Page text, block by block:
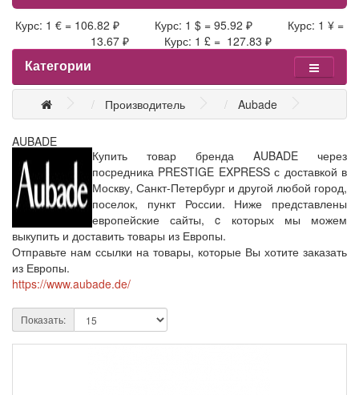
Курс: 1 € = 106.82 ₽ Курс: 1 $ = 95.92 ₽ Курс: 1 ¥ =
13.67 ₽ Курс: 1 £ = 127.83 ₽
Категории
Производитель Aubade
AUBADE
Купить товар бренда AUBADE через
посредника PRESTIGE EXPRESS с доставкой в
Москву, Санкт-Петербург и другой любой город,
поселок, пункт России. Ниже представлены
европейские сайты, c которых мы можем
выкупить и доставить товары из Европы.
Отправьте нам ссылки на товары, которые Вы хотите заказать
из Европы.
https://www.aubade.de/
Показать: